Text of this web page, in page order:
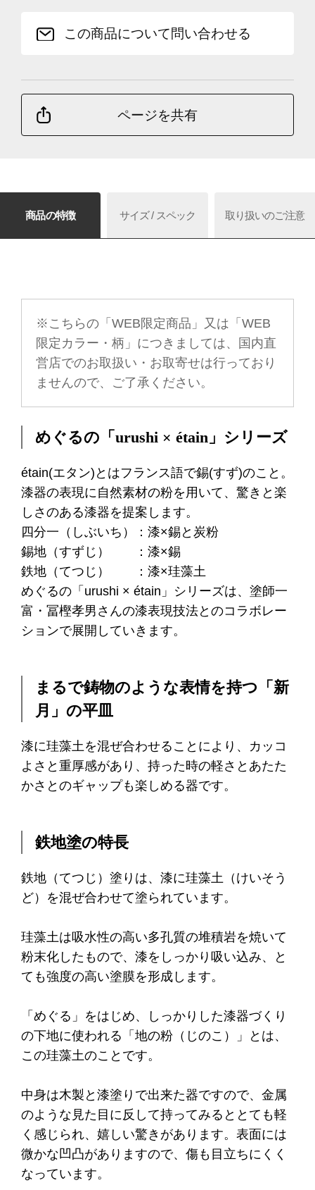
この商品について問い合わせる
ページを共有
商品の特徴 サイズ / スペック 取り扱いのご注意
※こちらの「WEB限定商品」又は「WEB
限定カラー・柄」につきましては、国内直
営店でのお取扱い・お取寄せは行っており
ませんので、ご了承ください。
めぐるの「urushi × étain」シリーズ
étain(エタン)とはフランス語で錫(すず)のこと。
漆器の表現に自然素材の粉を用いて、驚きと楽
しさのある漆器を提案します。
四分一（しぶいち）：漆×錫と炭粉
錫地（すずじ） ：漆×錫
鉄地（てつじ） ：漆×珪藻土
めぐるの「urushi × étain」シリーズは、塗師一
富・冨樫孝男さんの漆表現技法とのコラボレー
ションで展開していきます。
まるで鋳物のような表情を持つ「新
月」の平皿
漆に珪藻土を混ぜ合わせることにより、カッコ
よさと重厚感があり、持った時の軽さとあたた
かさとのギャップも楽しめる器です。
鉄地塗の特長
鉄地（てつじ）塗りは、漆に珪藻土（けいそう
ど）を混ぜ合わせて塗られています。
珪藻土は吸水性の高い多孔質の堆積岩を焼いて
粉末化したもので、漆をしっかり吸い込み、と
ても強度の高い塗膜を形成します。
「めぐる」をはじめ、しっかりした漆器づくり
の下地に使われる「地の粉（じのこ）」とは、
この珪藻土のことです。
中身は木製と漆塗りで出来た器ですので、金属
のような見た目に反して持ってみるととても軽
く感じられ、嬉しい驚きがあります。表面には
微かな凹凸がありますので、傷も目立ちにくく
なっています。